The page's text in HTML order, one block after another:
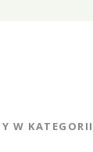
W KATEGORII